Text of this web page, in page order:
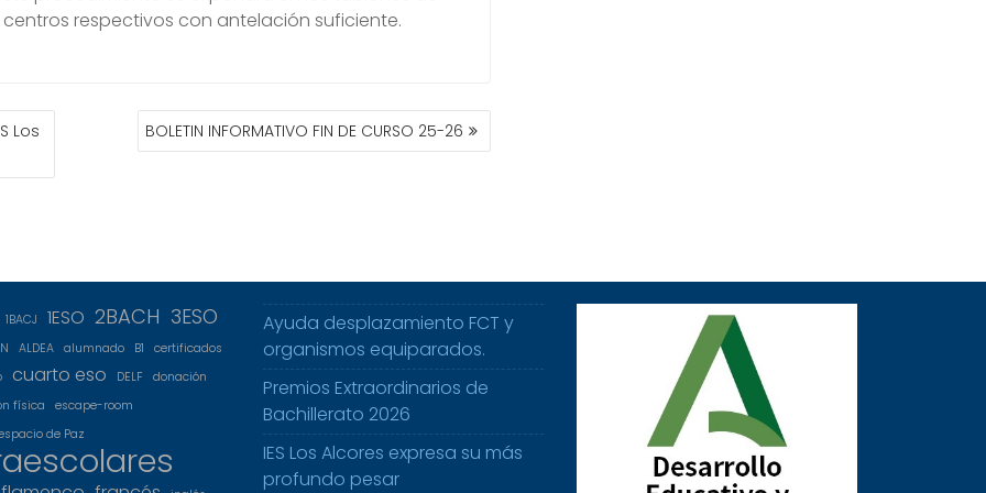
respectivos con antelación suficiente.
Los
BOLETIN INFORMATIVO FIN DE CURSO 25-26
1BACJ 1ESO 2BACH 3ESO
ALDEA alumnado B1
certificados
cuarto eso DELF
donación
física
escape-room
de Paz
Ayuda desplazamiento FCT y
organismos equiparados.
Premios Extraordinarios de
Bachillerato 2026
IES Los Alcores expresa su más
profundo pesar